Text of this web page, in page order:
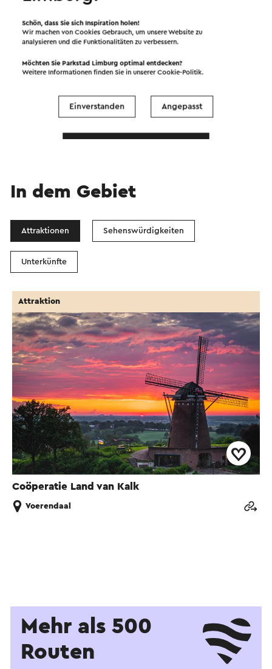
OpenStreetMapcontributors
Filter anzeigen
In dem Gebiet
Attraktionen Sehenswürdigkeiten
Unterkünfte
Coöperatie Land van Kalk
Attraktion
Voerendaal
Mehr als 500
Routen
Schön, dass Sie sich Inspiration holen!
Wir machen von Cookies Gebrauch, um unsere Website zu
analysieren und die Funktionalitäten zu verbessern.
Möchten Sie Parkstad Limburg optimal entdecken?
Weitere Informationen finden Sie in unsererCookie-Politik.
Einverstanden Angepasst